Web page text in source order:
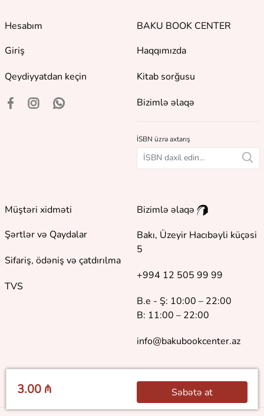
3.00 ₼ Səbətə at
Hesabım
Giriş
Qeydiyyatdan keçin
BAKU BOOK CENTER
Haqqımızda
Kitab sorğusu
Bizimlə əlaqə
İSBN üzrə axtarış
Müştəri xidməti
Şərtlər və Qaydalar
Sifariş, ödəniş və çatdırılma
TVS
Bizimlə əlaqə
Bakı, Üzeyir Hacıbəyli küçəsi
5
+994 12 505 99 99
B.e - Ş: 10:00 – 22:00
B: 11:00 – 22:00
info@bakubookcenter.az